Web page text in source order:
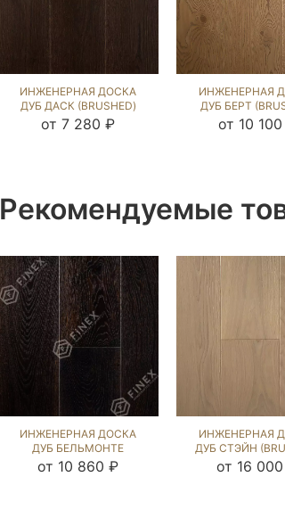
ИНЖЕНЕРНАЯ ДОСКА
ДУБ ДАСК (BRUSHED)
143905
от 7 280 ₽
ИНЖЕНЕРНАЯ
ДУБ БЕРТ
423868
от 10
Рекомендуемые
ИНЖЕНЕРНАЯ ДОСКА
ДУБ БЕЛЬМОНТЕ
(BRUSHED) 812688
от 10 860 ₽
ИНЖЕНЕРНАЯ
ДУБ СТЭЙН
202877
от 16